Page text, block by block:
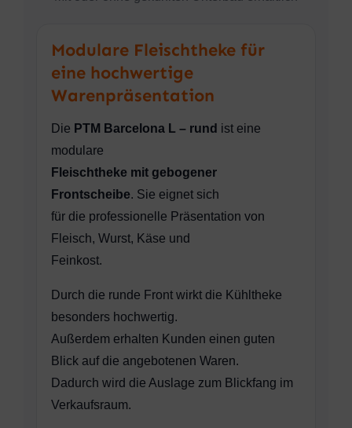
Modulare Fleischtheke für
eine hochwertige
Warenpräsentation
Die PTM Barcelona L – rund ist eine
modulare
Fleischtheke mit gebogener
Frontscheibe. Sie eignet sich
für die professionelle Präsentation von
Fleisch, Wurst, Käse und
Feinkost.
Durch die runde Front wirkt die Kühltheke
besonders hochwertig.
Außerdem erhalten Kunden einen guten
Blick auf die angebotenen Waren.
Dadurch wird die Auslage zum Blickfang im
Verkaufsraum.